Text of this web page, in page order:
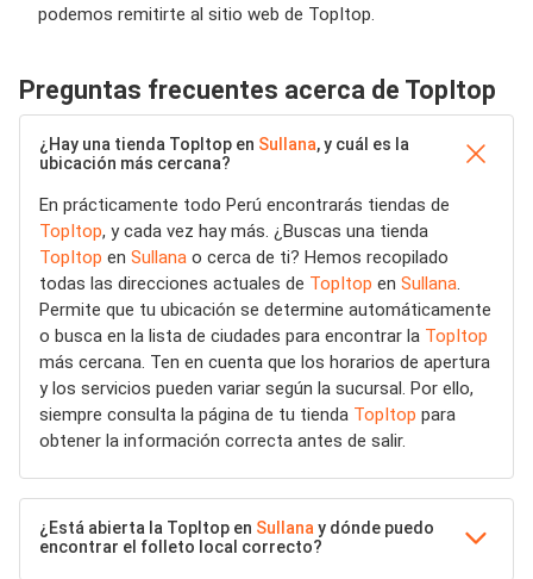
podemos remitirte al sitio web de TopItop.
Preguntas frecuentes acerca de TopItop
¿Hay una tienda TopItop en Sullana, y cuál es la
ubicación más cercana?
En prácticamente todo Perú encontrarás tiendas de
TopItop, y cada vez hay más. ¿Buscas una tienda
TopItop en Sullana o cerca de ti? Hemos recopilado
todas las direcciones actuales de TopItop en Sullana.
Permite que tu ubicación se determine automáticamente
o busca en la lista de ciudades para encontrar la TopItop
más cercana. Ten en cuenta que los horarios de apertura
y los servicios pueden variar según la sucursal. Por ello,
siempre consulta la página de tu tienda TopItop para
obtener la información correcta antes de salir.
¿Está abierta la TopItop en Sullana y dónde puedo
encontrar el folleto local correcto?